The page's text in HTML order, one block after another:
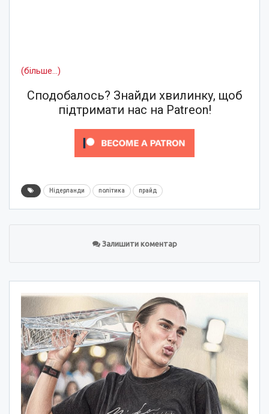
(більше…)
Сподобалось? Знайди хвилинку, щоб
підтримати нас на Patreon!
Нідерланди політика прайд
Залишити коментар